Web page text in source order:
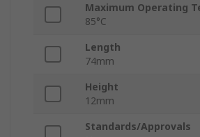
Maximum Operating
85°C
Length
74mm
Height
12mm
Standards/Approvals